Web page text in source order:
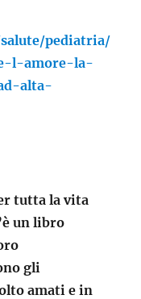
pediatria/
l-amore-la-
alta-
tutta la vita
un libro
gli
amati e in